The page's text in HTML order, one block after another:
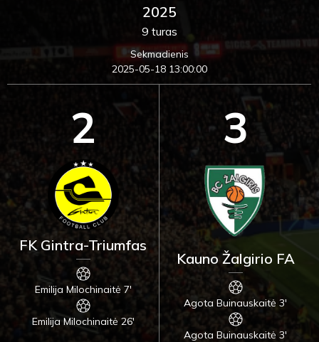
2025
9 turas
Sekmadienis
2025-05-18 13:00:00
2
FK Gintra-Triumfas
Emilija Milochinaitė 7'
Emilija Milochinaitė 26'
3
Kauno Žalgirio FA
Agota Buinauskaitė 3'
Agota Buinauskaitė 3'